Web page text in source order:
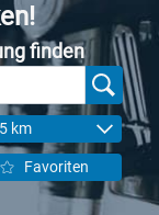
finden
5 km
Favoriten